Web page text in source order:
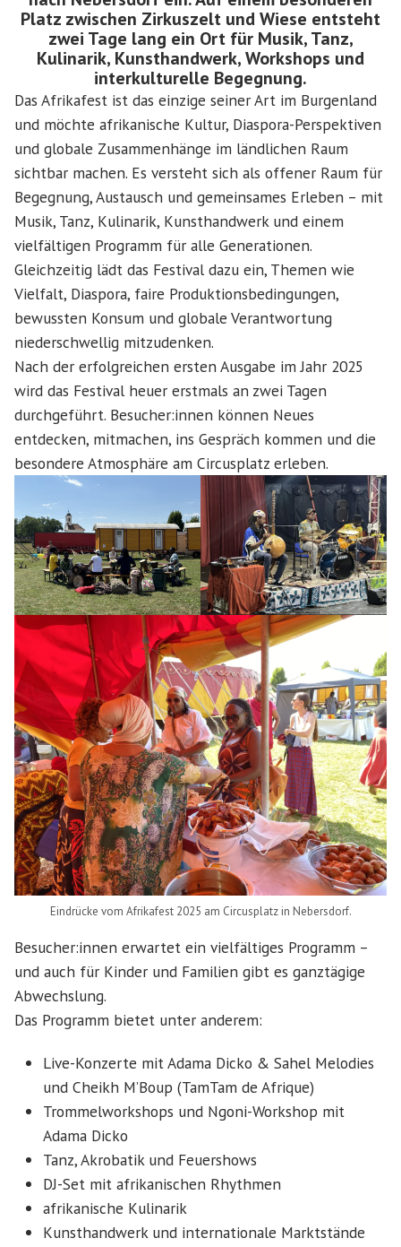
Platz zwischen Zirkuszelt und Wiese entsteht
zwei Tage lang ein Ort für Musik, Tanz,
Kulinarik, Kunsthandwerk, Workshops und
interkulturelle Begegnung.
Das Afrikafest ist das einzige seiner Art im Burgenland
und möchte afrikanische Kultur, Diaspora-Perspektiven
und globale Zusammenhänge im ländlichen Raum
sichtbar machen. Es versteht sich als offener Raum für
Begegnung, Austausch und gemeinsames Erleben – mit
Musik, Tanz, Kulinarik, Kunsthandwerk und einem
vielfältigen Programm für alle Generationen.
Gleichzeitig lädt das Festival dazu ein, Themen wie
Vielfalt, Diaspora, faire Produktionsbedingungen,
bewussten Konsum und globale Verantwortung
niederschwellig mitzudenken.
Nach der erfolgreichen ersten Ausgabe im Jahr 2025
wird das Festival heuer erstmals an zwei Tagen
durchgeführt. Besucher:innen können Neues
entdecken, mitmachen, ins Gespräch kommen und die
besondere Atmosphäre am Circusplatz erleben.
Eindrücke vom Afrikafest 2025 am Circusplatz in Nebersdorf.
Besucher:innen erwartet ein vielfältiges Programm –
und auch für Kinder und Familien gibt es ganztägige
Abwechslung.
Das Programm bietet unter anderem:
Live-Konzerte mit Adama Dicko & Sahel Melodies
und Cheikh M’Boup (TamTam de Afrique)
Trommelworkshops und Ngoni-Workshop mit
Adama Dicko
Tanz, Akrobatik und Feuershows
DJ-Set mit afrikanischen Rhythmen
afrikanische Kulinarik
Kunsthandwerk und internationale Marktstände